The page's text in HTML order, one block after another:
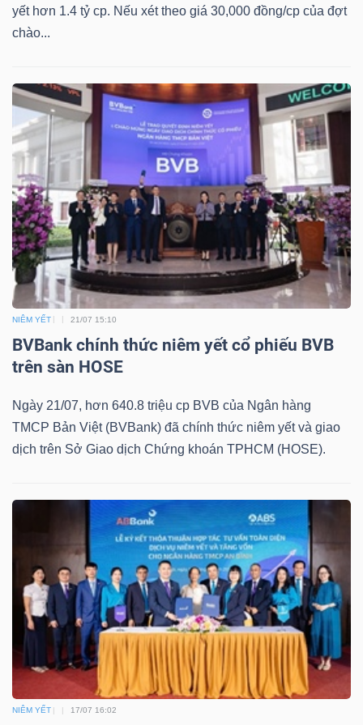
yết hơn 1.4 tỷ cp. Nếu xét theo giá 30,000 đồng/cp của đợt
chào...
NIÊM YẾT 21/07 15:10
BVBank chính thức niêm yết cổ phiếu BVB
trên sàn HOSE
Ngày 21/07, hơn 640.8 triệu cp BVB của Ngân hàng
TMCP Bản Việt (BVBank) đã chính thức niêm yết và giao
dịch trên Sở Giao dịch Chứng khoán TPHCM (HOSE).
NIÊM YẾT 17/07 16:02
khoán
(-)
Lãnh
đạo
(-)
Tất cả Người nội bộ Người liên quan Cổ đông lớn
Tin
tức
(-)
Bài
viết
tác
giả
(-)
Báo
tích
(-)
Thuật
ngữ
(-)